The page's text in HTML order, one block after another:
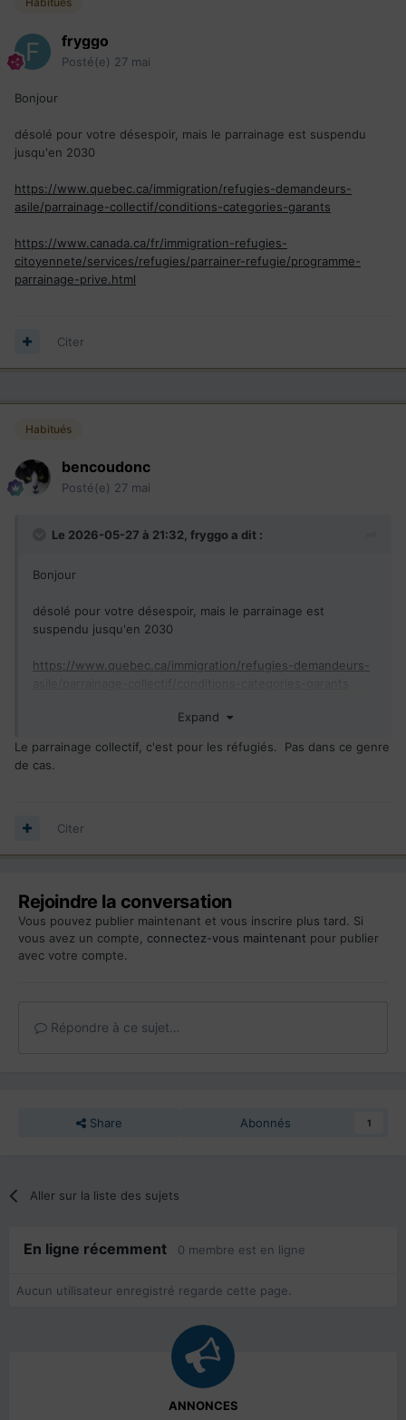
fryggo
Posté(e) 27 mai
Bonjour
désolé pour votre désespoir, mais le parrainage est suspendu
jusqu'en 2030
https://www.quebec.ca/immigration/refugies-demandeurs-
asile/parrainage-collectif/conditions-categories-garants
https://www.canada.ca/fr/immigration-refugies-
citoyennete/services/refugies/parrainer-refugie/programme-
parrainage-prive.html
Citer
Habitués
bencoudonc
Posté(e) 27 mai
Le 2026-05-27 à 21:32, fryggoa dit :
Bonjour
désolé pour votre désespoir, mais le parrainage est
suspendu jusqu'en 2030
https://www.quebec.ca/immigration/refugies-demandeurs-
https://www.canada.ca/fr/immigration-refugies-
refugie/programme-parrainage-prive.html
Expand
Le parrainage collectif, c'est pour les réfugiés. Pas dans ce genre
de cas.
Citer
Rejoindre la conversation
Vous pouvez publier maintenant et vous inscrire plus tard. Si
vous avez un compte, connectez-vous maintenant pour publier
avec votre compte.
Répondre à ce sujet…
Share Abonnés 1
Aller sur la liste des sujets
En ligne récemment 0 membre est en ligne
Aucun utilisateur enregistré regarde cette page.
ANNONCES